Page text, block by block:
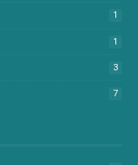
1
1
3
7